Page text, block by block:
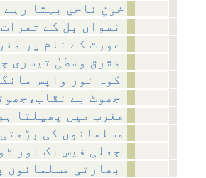
خونِ ناحق بہتا
مغرب میں پھیلتا
مسلمانوں کی